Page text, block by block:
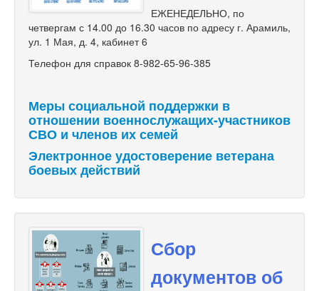
ЕЖЕНЕДЕЛЬНО, по
четвергам с 14.00 до 16.30 часов по адресу г. Арамиль,
ул. 1 Мая, д. 4, кабинет 6
Телефон для справок 8-982-65-96-385
Меры социальной поддержки в
отношении военнослужащих-участников
СВО и членов их семей
Электронное удостоверение ветерана
боевых действий
Сбор
документов об